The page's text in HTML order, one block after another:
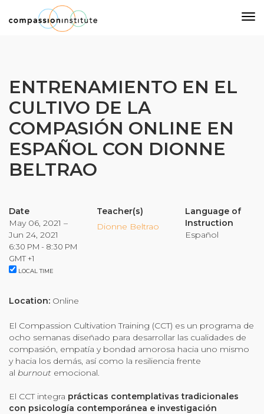
Our Mission
Why Compassion Training?
Our Team
About Thupten Jinpa, PhD
Our Partners & Donors
Our Work
Building Compassion From the Inside Out
Compassion Cultivation Training© (CCT™)
Organizational Culture & Leadership
Law Enforcement & Public Safety
ENTRENAMIENTO EN EL
CULTIVO DE LA
COMPASIÓN ONLINE EN
ESPAÑOL CON DIONNE
BELTRAO
Date
May 06, 2021 –
Jun 24, 2021
6:30 PM - 8:30 PM
GMT +1
LOCAL TIME
Teacher(s)
Dionne Beltrao
Language of
Instruction
Español
Location: Online
El Compassion Cultivation Training (CCT) es un programa de
ocho semanas diseñado para desarrollar las cualidades de
compasión, empatía y bondad amorosa hacia uno mismo
y hacia los demás, así como la resiliencia frente
al burnout emocional.
El CCT integra prácticas contemplativas tradicionales
con psicología contemporánea e investigación